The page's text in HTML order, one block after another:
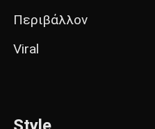
Περιβάλλον
Viral